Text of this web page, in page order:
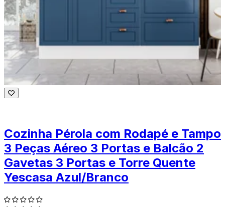
Cozinha Pérola com Rodapé e Tampo
3 Peças Aéreo 3 Portas e Balcão 2
Gavetas 3 Portas e Torre Quente
Yescasa Azul/Branco